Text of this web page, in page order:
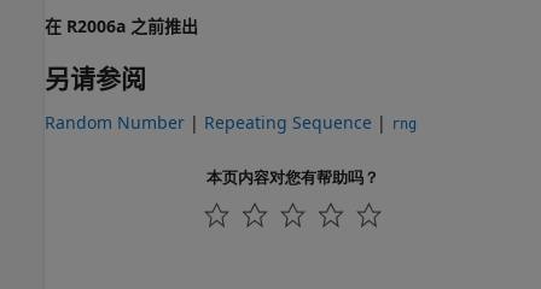
在 R2006a 之前推出
另请参阅
Random Number | Repeating Sequence | rng
本页内容对您有帮助吗？